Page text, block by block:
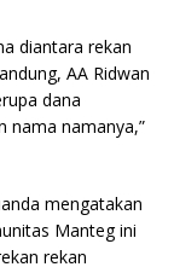
diantara rekan
AA Ridwan
dana
nama namanya,”
mengatakan
Manteg ini
rekan